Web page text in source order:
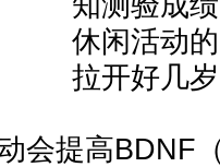
休闲活动
拉开好几
会提高BDNF